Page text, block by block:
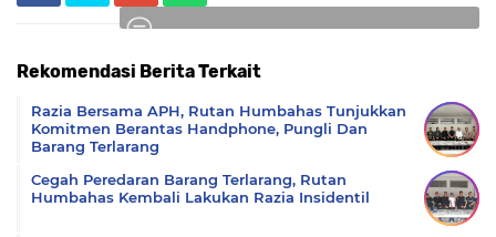
Rekomendasi Berita Terkait
Razia Bersama APH, Rutan Humbahas Tunjukkan
Komitmen Berantas Handphone, Pungli Dan
Barang Terlarang
Cegah Peredaran Barang Terlarang, Rutan
Humbahas Kembali Lakukan Razia Insidentil